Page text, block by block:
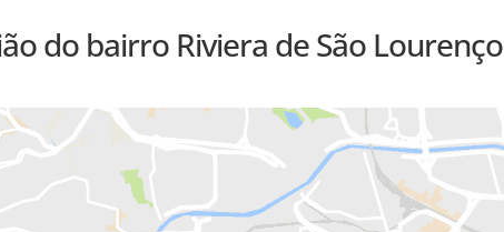
do bairro Riviera de São Lourenço